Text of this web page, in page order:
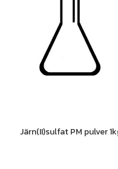
Järn(II)sulfat PM pulver